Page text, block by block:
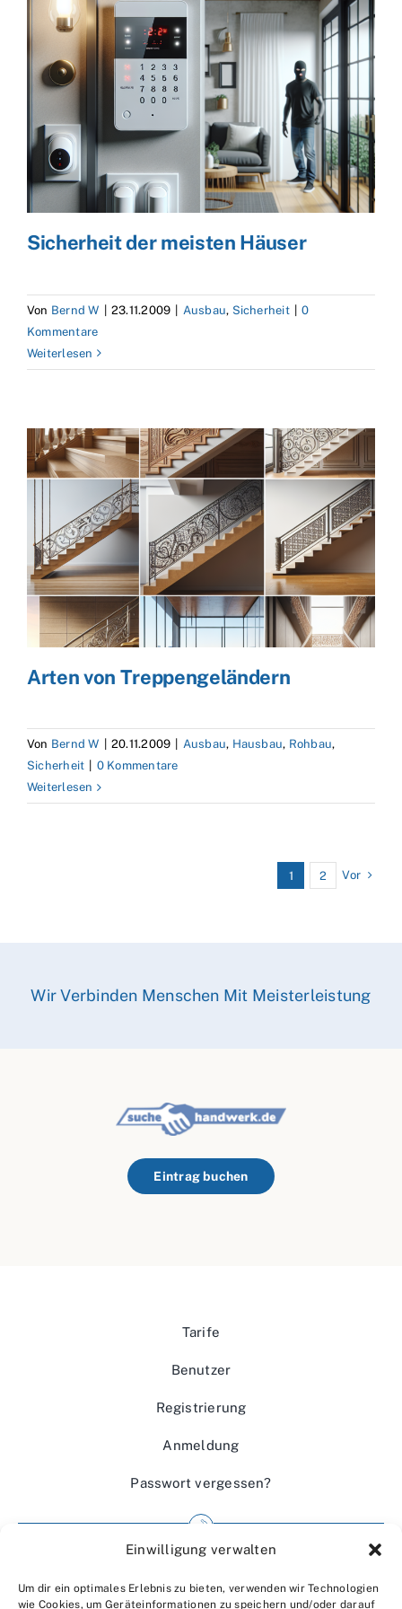
Einwilligung verwalten
Um dir ein optimales Erlebnis zu bieten, verwenden wir Technologien
wie Cookies, um Geräteinformationen zu speichern und/oder darauf
der
Sicherheit der meisten Häuser
Von Bernd W | 23.11.2009 | Ausbau, Sicherheit | 0
Kommentare
Weiterlesen
Arten von Treppengeländern
Von Bernd W 20.11.2009 Ausbau, Hausbau, Rohbau,
Sicherheit
0 Kommentare
Weiterlesen
1 2 Vor
Wir Verbinden Menschen Mit Meisterleistung
Eintrag buchen
Tarife
Benutzer
Registrierung
Anmeldung
Passwort vergessen?
Wir über uns